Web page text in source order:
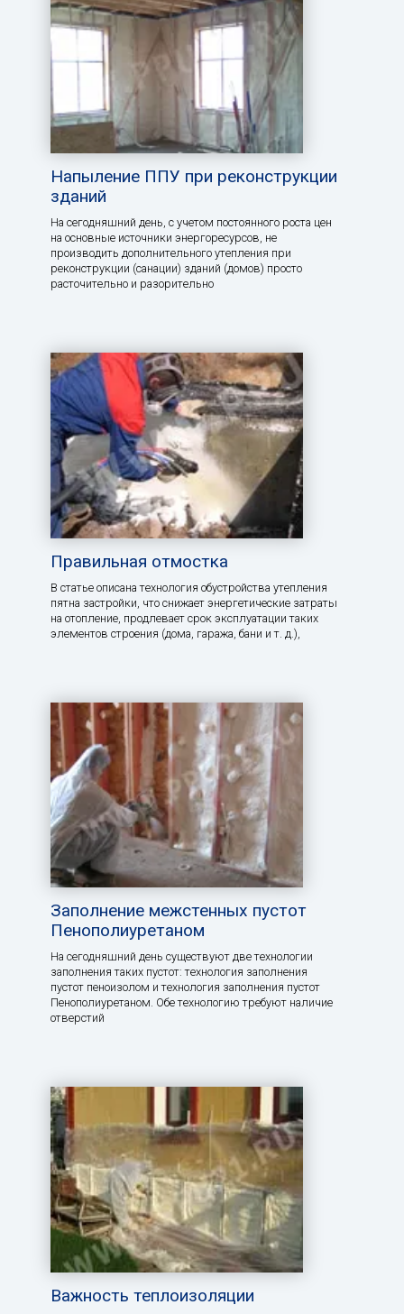
Напыление ППУ при реконструкции
зданий
На сегодняшний день, с учетом постоянного роста цен
на основные источники энергоресурсов, не
производить дополнительного утепления при
реконструкции (санации) зданий (домов) просто
расточительно и разорительно
Правильная отмостка
В статье описана технология обустройства утепления
пятна застройки, что снижает энергетические затраты
на отопление, продлевает срок эксплуатации таких
элементов строения (дома, гаража, бани и т. д.),
Заполнение межстенных пустот
Пенополиуретаном
На сегодняшний день существуют две технологии
заполнения таких пустот: технология заполнения
пустот пеноизолом и технология заполнения пустот
Пенополиуретаном. Обе технологию требуют наличие
отверстий
Важность теплоизоляции